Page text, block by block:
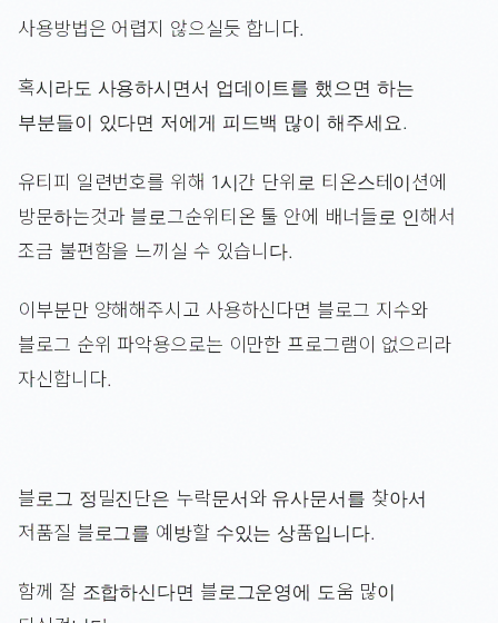
사용방법은 어렵지 않으실듯 합니다.
혹시라도 사용하시면서 업데이트를 했으면 하는
부분들이 있다면 저에게 피드백 많이 해주세요.
유티피 일련번호를 위해 1시간 단위로 티온스테이션에
방문하는것과 블로그순위티온 툴 안에 배너들로 인해서
조금 불편함을 느끼실 수 있습니다.
이부분만 양해해주시고 사용하신다면 블로그 지수와
블로그 순위 파악용으로는 이만한 프로그램이 없으리라
자신합니다.
블로그 정밀진단은 누락문서와 유사문서를 찾아서
저품질 블로그를 예방할 수있는 상품입니다.
함께 잘 조합하신다면 블로그운영에 도움 많이